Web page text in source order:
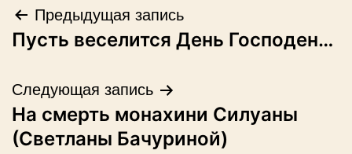
Навигация
по
записям
Предыдущая запись
Пусть веселится День Господен…
Следующая запись
На смерть монахини Силуаны
(Светланы Бачуриной)